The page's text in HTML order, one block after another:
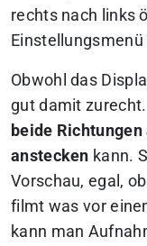
rechts nach links
Obwohl das
gut damit
beide
anstecken kann.
Vorschau, egal,
filmt was vor
kann man